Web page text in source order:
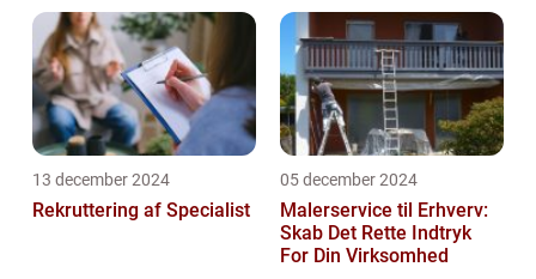
13 december 2024
Rekruttering af Specialist
05 december 2024
Malerservice til Erhverv:
Skab Det Rette Indtryk
For Din Virksomhed